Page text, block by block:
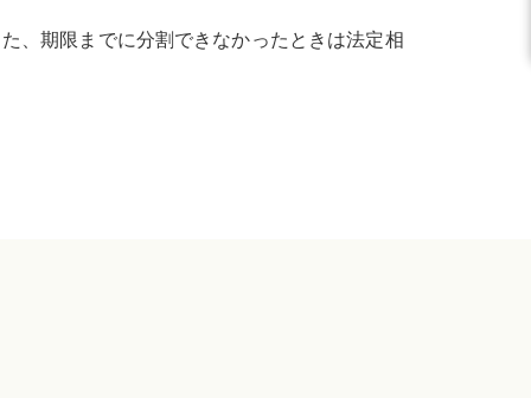
、期限までに分割できなかったときは法定相